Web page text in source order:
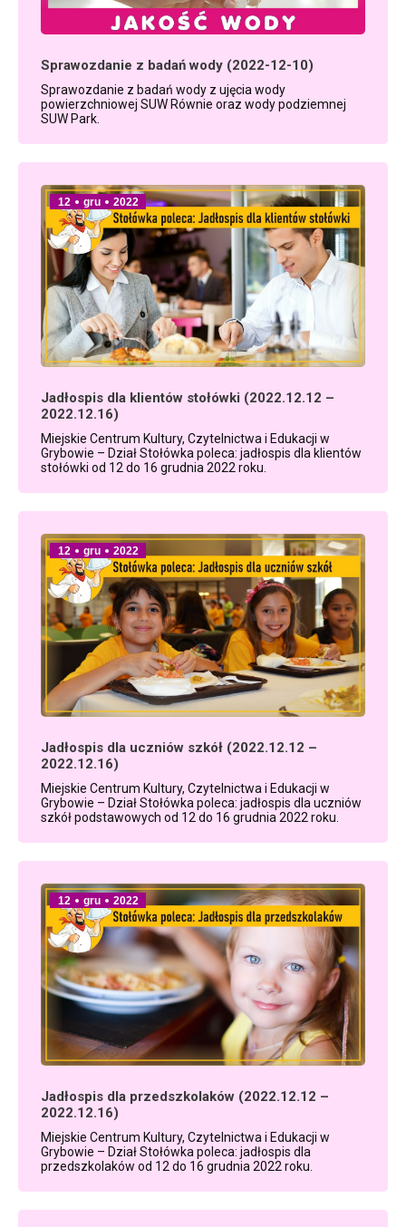
Sprawozdanie z badań wody (2022-12-10)
Sprawozdanie z badań wody z ujęcia wody
powierzchniowej SUW Równie oraz wody podziemnej
SUW Park.
gru
12 2022
Jadłospis dla klientów stołówki (2022.12.12 –
2022.12.16)
Miejskie Centrum Kultury, Czytelnictwa i Edukacji w
Grybowie – Dział Stołówka poleca: jadłospis dla klientów
stołówki od 12 do 16 grudnia 2022 roku.
gru
12 2022
Jadłospis dla uczniów szkół (2022.12.12 –
2022.12.16)
Miejskie Centrum Kultury, Czytelnictwa i Edukacji w
Grybowie – Dział Stołówka poleca: jadłospis dla uczniów
szkół podstawowych od 12 do 16 grudnia 2022 roku.
gru
12 2022
Jadłospis dla przedszkolaków (2022.12.12 –
2022.12.16)
Miejskie Centrum Kultury, Czytelnictwa i Edukacji w
Grybowie – Dział Stołówka poleca: jadłospis dla
przedszkolaków od 12 do 16 grudnia 2022 roku.